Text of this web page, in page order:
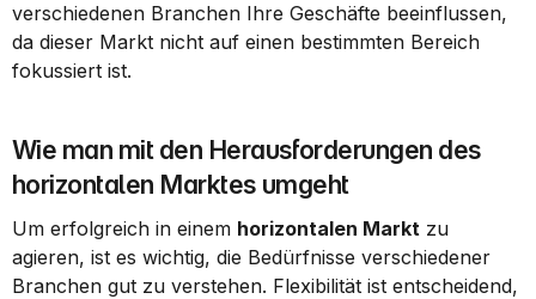
verschiedenen Branchen Ihre Geschäfte beeinflussen,
da dieser Markt nicht auf einen bestimmten Bereich
fokussiert ist.
Wie man mit den Herausforderungen des
horizontalen Marktes umgeht
Um erfolgreich in einem horizontalen Markt zu
agieren, ist es wichtig, die Bedürfnisse verschiedener
Branchen gut zu verstehen. Flexibilität ist entscheidend,